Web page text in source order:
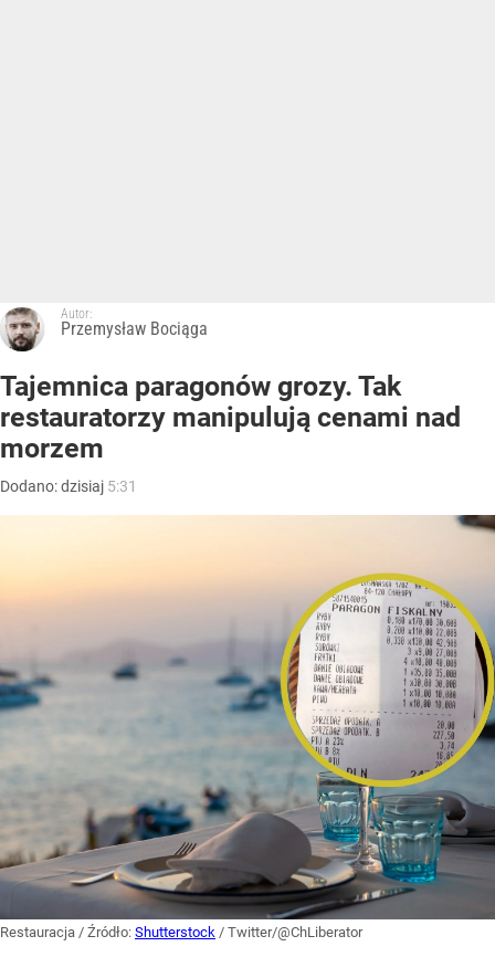
Autor:
Przemysław Bociąga
Tajemnica paragonów grozy. Tak
restauratorzy manipulują cenami nad
morzem
Dodano:dzisiaj 5:31
Restauracja / Źródło: Shutterstock / Twitter/@ChLiberator